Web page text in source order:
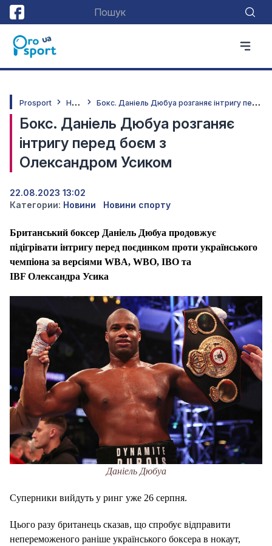
Prosport Н
овини Б
окс. Даніель Дюбуа розганяє інтригу перед боєм з Олександром Усиком
Бокс. Даніель Дюбуа розганяє
інтригу перед боєм з
Олександром Усиком
22.08.2023 13:02
Категории: Новини Новини спорту
Британський боксер Даніель Дюбуа продовжує
підігрівати інтригу перед поєдинком проти українського
чемпіона за версіями WBA, WBO, IBO та
IBF Олександра Усика
Даніель Дюбуа
Суперники вийдуть у ринг уже 26 серпня.
Цього разу британець сказав, що спробує відправити
непереможеного раніше українського боксера в нокаут,